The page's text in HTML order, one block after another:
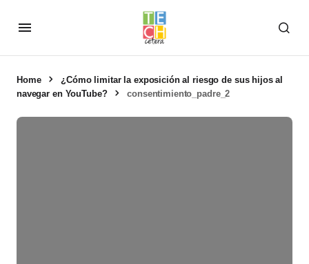
Home
¿Cómo limitar la exposición al riesgo de sus hijos al
navegar en YouTube?
consentimiento_padre_2